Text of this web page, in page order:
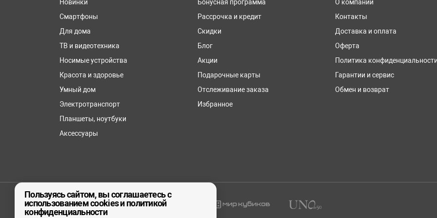
Новинки
Смартфоны
Для дома
ТВ и видеотехника
Носимые устройства
Красота и здоровье
Умный дом
Электротранспорт
Планшеты, ноутбуки
Аксессуары
Бонусная программа
Рассрочка и кредит
Скидки
Блог
Акции
Подарочные карты
Отслеживание заказа
Избранное
О компании
Контакты
Доставка и оплата
Оферта
Политика
Гарантии и сервис
Обмен и возврат
© ООО «реСтор», 2026
Пользуясь сайтом, вы соглашаетесь с
использованием cookies и политикой
конфиденциальности